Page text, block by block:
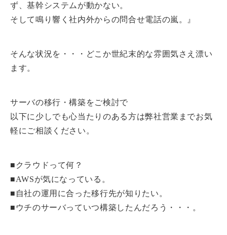
ず、基幹システムが動かない。
そして鳴り響く社内外からの問合せ電話の嵐。』
そんな状況を・・・どこか世紀末的な雰囲気さえ漂い
ます。
サーバの移行・構築をご検討で
以下に少しでも心当たりのある方は弊社営業までお気
軽にご相談ください。
■クラウドって何？
■AWSが気になっている。
■自社の運用に合った移行先が知りたい。
■ウチのサーバっていつ構築したんだろう・・・。